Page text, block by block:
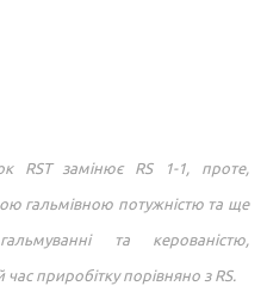
RST замінює RS 1-1, проте,
гальмівною потужністю та ще
та керованістю,
час приробітку порівняно з RS.